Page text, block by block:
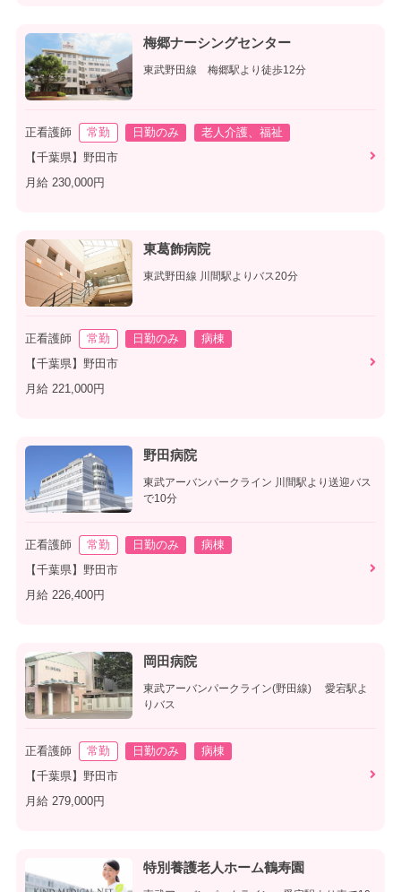
梅郷ナーシングセンター
東武野田線 梅郷駅より徒歩12分
正看護師 常勤 日勤のみ
老人介護、福祉
【千葉県】野田市
月給 230,000円
東葛飾病院
東武野田線 川間駅よりバス20分
正看護師 常勤 日勤のみ
病棟
【千葉県】野田市
月給 221,000円
野田病院
東武アーバンパークライン 川間駅より送迎バス
で10分
正看護師 常勤 日勤のみ
病棟
【千葉県】野田市
月給 226,400円
岡田病院
東武アーバンパークライン(野田線) 愛宕駅よ
りバス
正看護師 常勤 日勤のみ
病棟
【千葉県】野田市
月給 279,000円
特別養護老人ホーム鶴寿園